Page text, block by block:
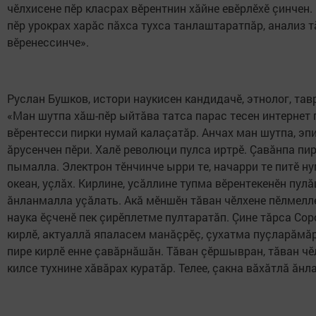
чӗлхисене пӗр класрах вӗрентнин хăйне евӗрлӗхӗ
пӗр урокрах харăс пăхса тухса танлаштаратпăр, анализ
вӗренессинче».
Руслан Бушков, истори наукисен кандидачӗ, этнолог,
«Ман шутпа хăш-пӗр ыйтăва татса парас тесен
вӗрентесси пирки нумай калаçатăр. Анчах ман шутпа,
ăрусенчен пӗри. Халӗ революци пулса иртрӗ. Çавăнпа
пымалла. Электрон тӗнчинче ырри те, начарри те питӗ
океан, уçлăх. Кирлине, усăллине тупма вӗрентекенӗн
ăнланмалла уçăлать. Акă мӗншӗн тăван чӗлхене
наука ӗçченӗ пек çирӗплетме пултаратăп. Çине тăрса
кирлӗ, актуаллă япаласем манăçрӗç, çухатма
пире кирлӗ енне çавăрнăшăн. Тăван çӗршывран, тăван
килсе тухнине хăвăрах куратăр. Телее, çакна вăхăтлă